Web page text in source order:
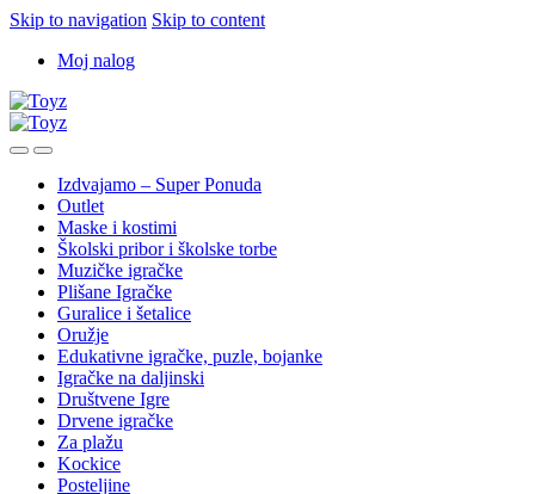
Skip to navigation Skip to content
Moj nalog
Izdvajamo – Super Ponuda
Outlet
Maske i kostimi
Školski pribor i školske torbe
Muzičke igračke
Plišane Igračke
Guralice i šetalice
Oružje
Edukativne igračke, puzle, bojanke
Igračke na daljinski
Društvene Igre
Drvene igračke
Za plažu
Kockice
Posteljine